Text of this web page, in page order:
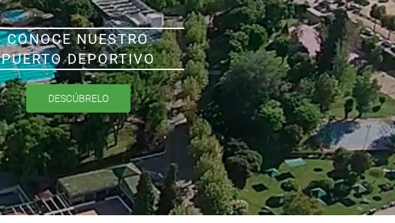
CONOCE NUESTRO
PUERTO DEPORTIVO
DESCÚBRELO